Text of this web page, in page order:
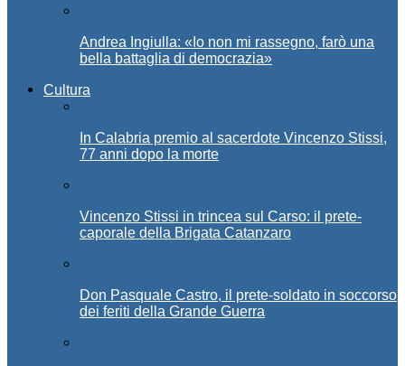
Andrea Ingiulla: «Io non mi rassegno, farò una
bella battaglia di democrazia»
Cultura
In Calabria premio al sacerdote Vincenzo Stissi,
77 anni dopo la morte
Vincenzo Stissi in trincea sul Carso: il prete-
caporale della Brigata Catanzaro
Don Pasquale Castro, il prete-soldato in soccorso
dei feriti della Grande Guerra